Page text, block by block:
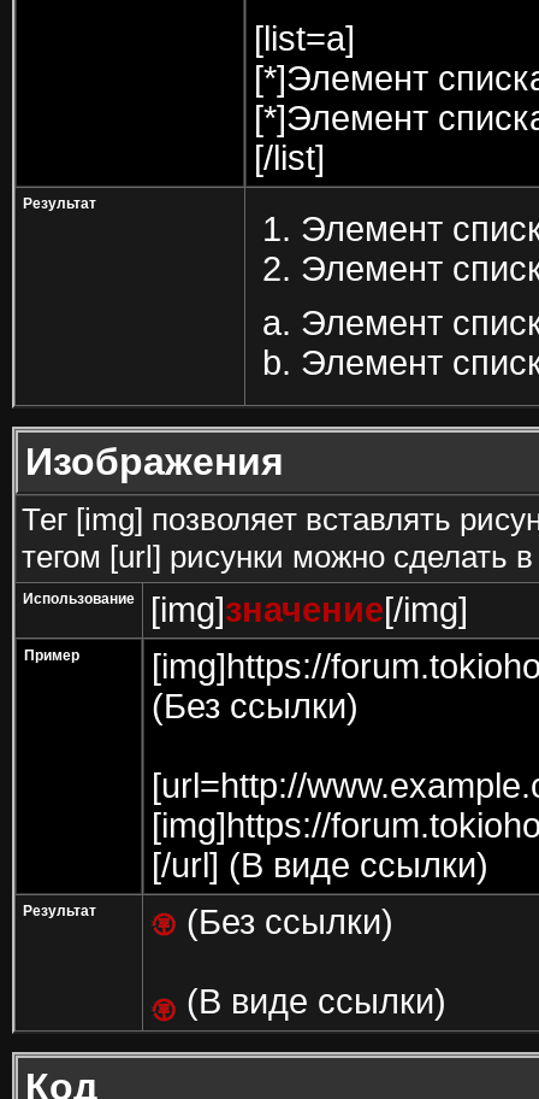
[list=a]
[*]Элемент
[*]Элемент
[/list]
Результат
Элемент
Элемент
Элемент
Элемент
Изображения
Тег [img] позволяет вставлять
тегом [url] рисунки можно сделать
Использование [img]значение[/img]
Пример
[img]https://
(Без ссылки)
[url=http://
[img]https://
[/url] (В виде ссылки)
Результат (Без ссылки)
(В виде ссылки)
Код